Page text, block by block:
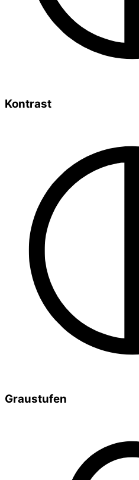
Kontrast
Graustufen